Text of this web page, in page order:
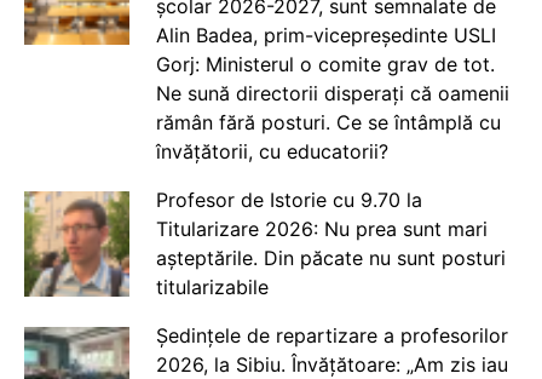
școlar 2026-2027, sunt semnalate de
Alin Badea, prim-vicepreședinte USLI
Gorj: Ministerul o comite grav de tot.
Ne sună directorii disperați că oamenii
rămân fără posturi. Ce se întâmplă cu
învățătorii, cu educatorii?
Profesor de Istorie cu 9.70 la
Titularizare 2026: Nu prea sunt mari
așteptările. Din păcate nu sunt posturi
titularizabile
Ședințele de repartizare a profesorilor
2026, la Sibiu. Învățătoare: „Am zis iau